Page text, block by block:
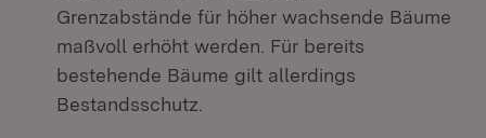
Grenzabstände für höher wachsende Bäume
maßvoll erhöht werden. Für bereits
bestehende Bäume gilt allerdings
Bestandsschutz.